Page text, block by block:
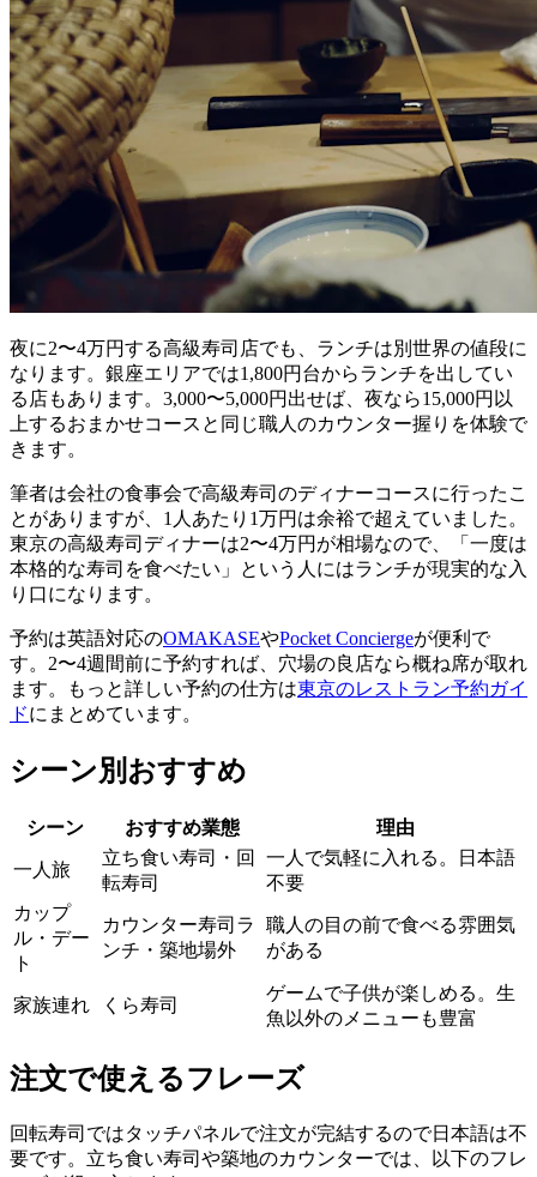
夜に2〜4万円する高級寿司店でも、ランチは別世界の値段に
なります。銀座エリアでは1,800円台からランチを出してい
る店もあります。3,000〜5,000円出せば、夜なら15,000円以
上するおまかせコースと同じ職人のカウンター握りを体験で
きます。
筆者は会社の食事会で高級寿司のディナーコースに行ったこ
とがありますが、1人あたり1万円は余裕で超えていました。
東京の高級寿司ディナーは2〜4万円が相場なので、「一度は
本格的な寿司を食べたい」という人にはランチが現実的な入
り口になります。
予約は英語対応のOMAKASEやPocket Conciergeが便利で
す。2〜4週間前に予約すれば、穴場の良店なら概ね席が取れ
ます。もっと詳しい予約の仕方は東京のレストラン予約ガイ
ドにまとめています。
シーン別おすすめ
シーン おすすめ業態 理由
一人旅
立ち食い寿司・回
転寿司
一人で気軽に入れる。日本語
不要
カップ
ル・デー
ト
カウンター寿司ラ
ンチ・築地場外
職人の目の前で食べる雰囲気
がある
家族連れ くら寿司
ゲームで子供が楽しめる。生
魚以外のメニューも豊富
注文で使えるフレーズ
回転寿司ではタッチパネルで注文が完結するので日本語は不
要です。立ち食い寿司や築地のカウンターでは、以下のフレ